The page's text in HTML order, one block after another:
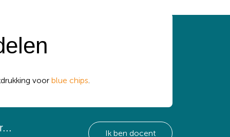
voor blue chips
Ik ben docent